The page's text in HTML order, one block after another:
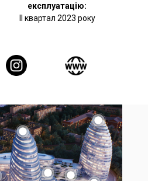
експлуатацію:
II квартал 2023 року